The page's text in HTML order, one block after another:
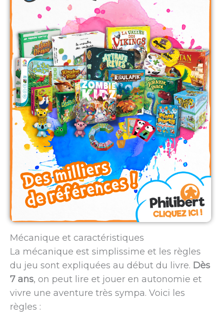
Mécanique et caractéristiques
La mécanique est simplissime et les règles
du jeu sont expliquées au début du livre. Dès
7 ans, on peut lire et jouer en autonomie et
vivre une aventure très sympa. Voici les
règles :